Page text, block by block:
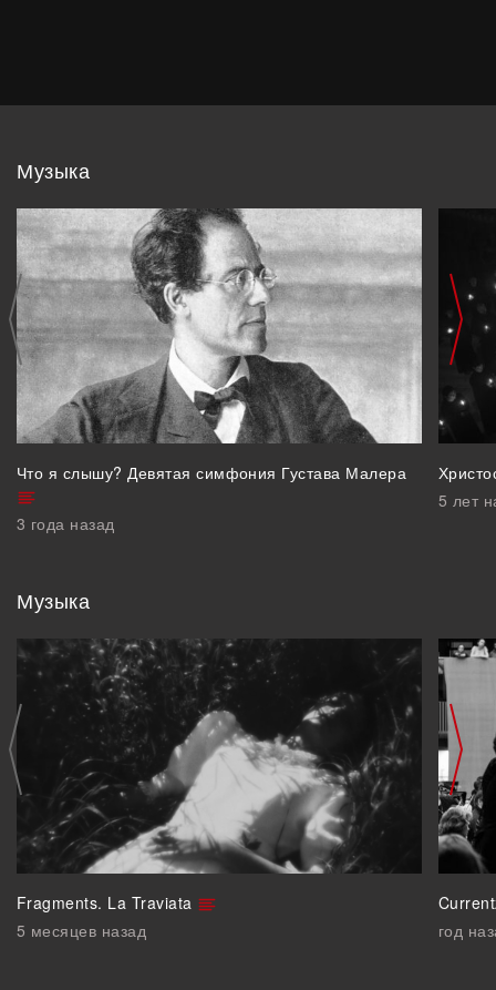
Музыка
Что я слышу? Девятая симфония Густава Малера
3 года назад
5 лет
Музыка
Fragments. La Traviata
5 месяцев назад
год